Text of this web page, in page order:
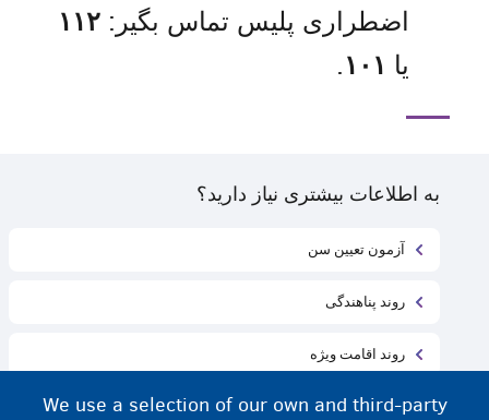
اضطراری پلیس تماس بگیر:۱۱۲
یا ۱۰۱.
به اطلاعات بیشتری نیاز دارید؟
آزمون تعیین سن
روند پناهندگی
روند اقامت ویژه
مرکز پذیرش
We use a selection of our own and third-party